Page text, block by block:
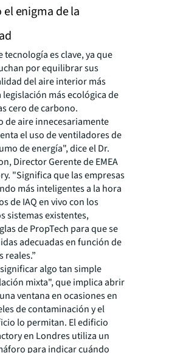
el enigma de la
tecnología es clave, ya que
por equilibrar sus
del aire interior más
más ecológica de
cero de carbono.
de aire innecesariamente
el uso de ventiladores de
de energía", dice el Dr.
Director Gerente de EMEA
"Significa que las empresas
más inteligentes a la hora
de IAQ en vivo con los
sistemas existentes,
de PropTech para que se
adecuadas en función de
reales.”
algo tan simple
mixta", que implica abrir
ventana en ocasiones en
de contaminación y el
lo permitan. El edificio
en Londres utiliza un
para indicar cuándo